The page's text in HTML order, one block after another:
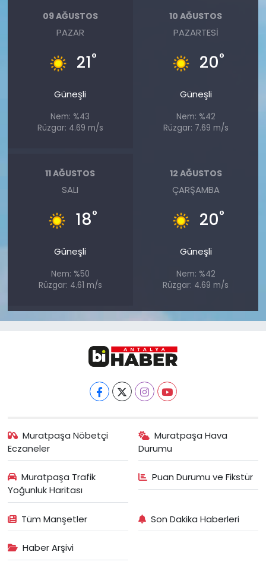
09 AĞUSTOS
PAZAR
21°
Güneşli
Nem: %43
Rüzgar: 4.69 m/s
10 AĞUSTOS
PAZARTESI
20°
Güneşli
Nem: %42
Rüzgar: 7.69 m/s
11 AĞUSTOS
SALI
18°
Güneşli
Nem: %50
Rüzgar: 4.61 m/s
12 AĞUSTOS
ÇARŞAMBA
20°
Güneşli
Nem: %42
Rüzgar: 4.69 m/s
Muratpaşa Nöbetçi
Eczaneler
Muratpaşa Hava
Durumu
Muratpaşa Trafik
Yoğunluk Haritası
Puan Durumu ve Fikstür
Tüm Manşetler Son Dakika Haberleri
Haber Arşivi